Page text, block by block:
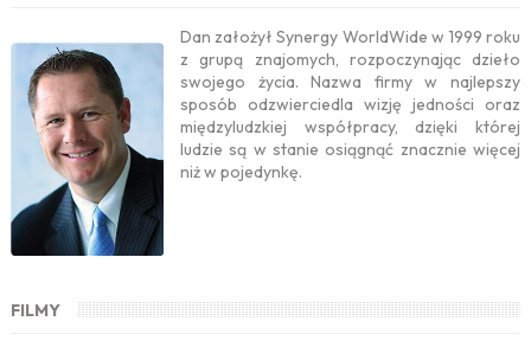
Dan założył Synergy WorldWide w 1999 roku
z grupą znajomych, rozpoczynając dzieło
swojego życia. Nazwa firmy w najlepszy
sposób odzwierciedla wizję jedności oraz
międzyludzkiej współpracy, dzięki której
ludzie są w stanie osiągnąć znacznie więcej
niż w pojedynkę.
FILMY